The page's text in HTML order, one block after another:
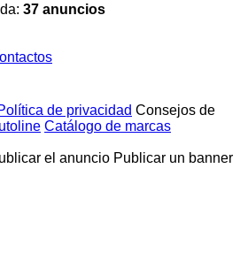
37 anuncios
de privacidad Consejos de
Catálogo de marcas
el anuncio Publicar un banner